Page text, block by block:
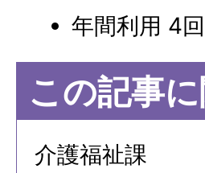
年間利用 4
この記事
介護福祉課